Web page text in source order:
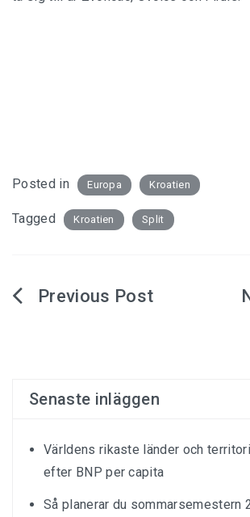
Posted in Europa Kroatien
Tagged Kroatien Split
Inläggsnavigering
Senaste inläggen
Världens rikaste länder och
efter BNP per capita
Så planerar du sommarsemestern